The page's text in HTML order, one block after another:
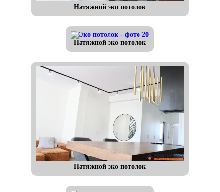
Натяжной эко потолок
Натяжной эко потолок
Натяжной эко потолок